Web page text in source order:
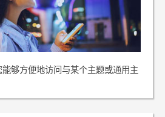
够方便地访问与某个主题或通用主